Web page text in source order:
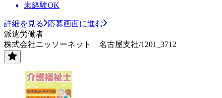
未経験OK
詳細を見る
応募画面に進む
派遣労働者
株式会社ニッソーネット 名古屋支社/1201_3712